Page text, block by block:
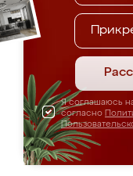
Я соглашаюсь
согласно